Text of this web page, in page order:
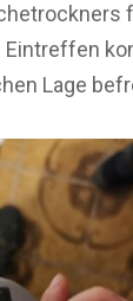
Lage